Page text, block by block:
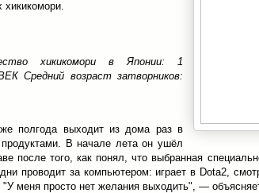
хикикомори в Японии: 1
Средний возраст затворников:
полгода выходит из дома раз в
В начале лета он ушёл
после того, как понял, что выбранная
проводит за компьютером: играет в Dota2,
меня просто нет желания выходить", —